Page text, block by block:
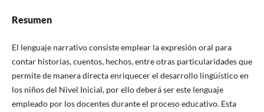
Resumen
El lenguaje narrativo consiste emplear la expresión oral para
contar historias, cuentos, hechos, entre otras particularidades que
permite de manera directa enriquecer el desarrollo lingüístico en
los niños del Nivel Inicial, por ello deberá ser este lenguaje
empleado por los docentes durante el proceso educativo. Esta